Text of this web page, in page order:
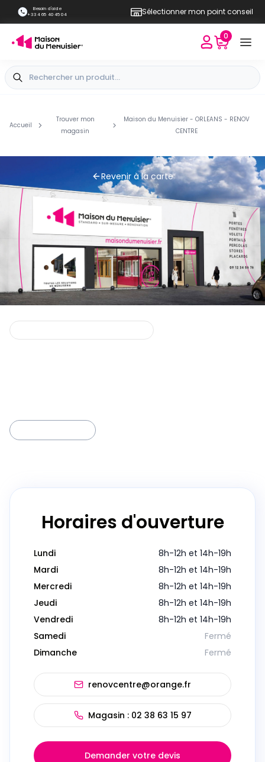
Besoin d'aide
+33 4 65 40 45 04
Sélectionner mon point conseil
0
Accueil
Trouver mon
magasin
Maison du Menuisier - ORLEANS - RENOV
CENTRE
Revenir à la carte
Horaires d'ouverture
Lundi
8h-12h et 14h-19h
Mardi
8h-12h et 14h-19h
Mercredi
8h-12h et 14h-19h
Jeudi
8h-12h et 14h-19h
Vendredi
8h-12h et 14h-19h
Samedi
Fermé
Dimanche
Fermé
renovcentre@orange.fr
Magasin : 02 38 63 15 97
Demander votre devis